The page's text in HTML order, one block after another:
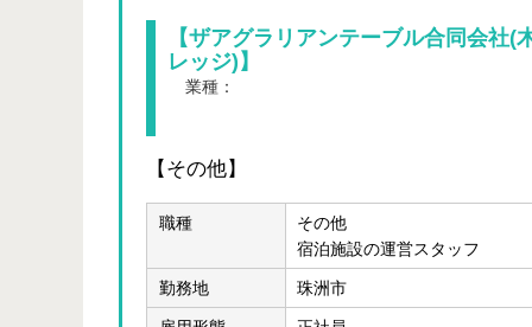
【ザアグラリアンテーブル合同会社(
レッジ)】
業種：
【その他】
職種
その他
宿泊施設の運営スタッフ
勤務地 珠洲市